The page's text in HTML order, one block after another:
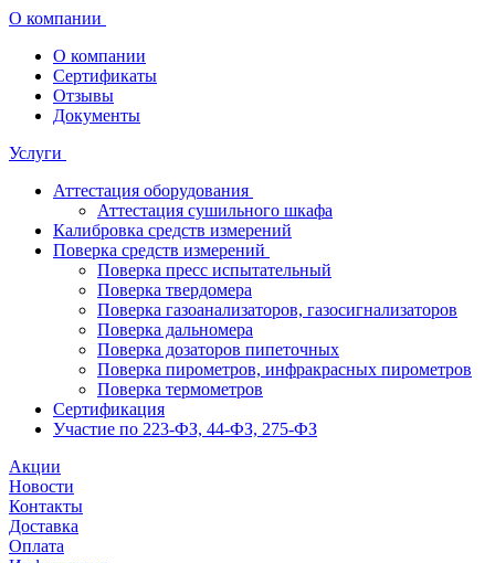
О компании
О компании
Сертификаты
Отзывы
Документы
Услуги
Аттестация оборудования
Аттестация сушильного шкафа
Калибровка средств измерений
Поверка средств измерений
Поверка пресс испытательный
Поверка твердомера
Поверка газоанализаторов, газосигнализаторов
Поверка дальномера
Поверка дозаторов пипеточных
Поверка пирометров, инфракрасных пирометров
Поверка термометров
Сертификация
Участие по 223-ФЗ, 44-ФЗ, 275-ФЗ
Акции
Новости
Контакты
Доставка
Оплата